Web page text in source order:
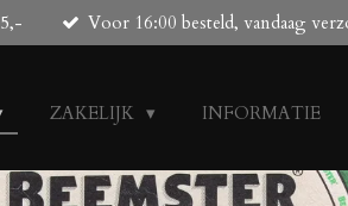
Voor 16:00 besteld, vandaag
ZAKELIJK INFORMATIE